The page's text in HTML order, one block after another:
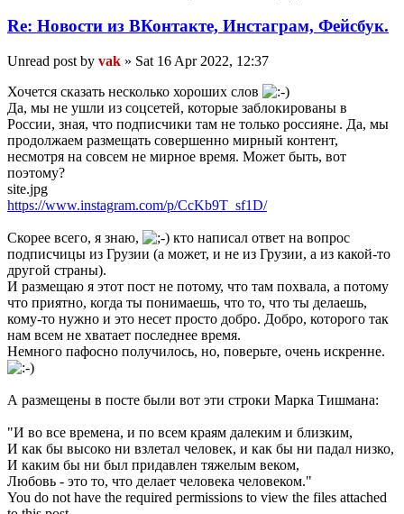
Re: Новости из ВКонтакте, Инстаграм, Фейсбук.
Unread post by vak » Sat 16 Apr 2022, 12:37
Хочется сказать несколько хороших слов
Да, мы не ушли из соцсетей, которые заблокированы в
России, зная, что подписчики там не только россияне. Да, мы
продолжаем размещать совершенно мирный контент,
несмотря на совсем не мирное время. Может быть, вот
поэтому?
site.jpg
https://www.instagram.com/p/CcKb9T_sf1D/
Скорее всего, я знаю,
кто написал ответ на вопрос
подписчицы из Грузии (а может, и не из Грузии, а из какой-то
другой страны).
И размещаю я этот пост не потому, что там похвала, а потому
что приятно, когда ты понимаешь, что то, что ты делаешь,
кому-то нужно и это несет просто добро. Добро, которого так
нам всем не хватает последнее время.
Немного пафосно получилось, но, поверьте, очень искренне.
А размещены в посте были вот эти строки Марка Тишмана:
"И во все времена, и по всем краям далеким и близким,
И как бы высоко ни взлетал человек, и как бы ни падал низко,
И каким бы ни был придавлен тяжелым веком,
Любовь - это то, что делает человека человеком."
You do not have the required permissions to view the files attached